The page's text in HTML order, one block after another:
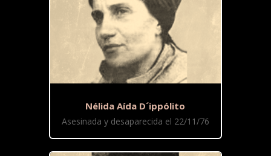
Nélida Aída D´ippólito
Asesinada y desaparecida el 22/11/76